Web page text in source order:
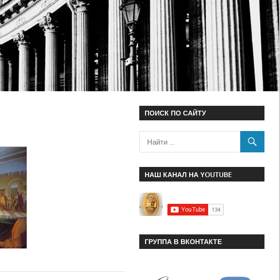
ПОИСК ПО САЙТУ
НАШ КАНАЛ НА YOUTUBE
ГРУППА В ВКОНТАКТЕ